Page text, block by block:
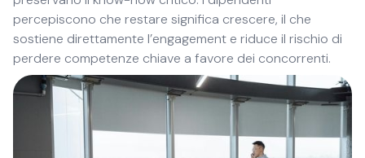
percepiscono che restare significa crescere, il che
sostiene direttamente l’engagement e riduce il rischio di
perdere competenze chiave a favore dei concorrenti.